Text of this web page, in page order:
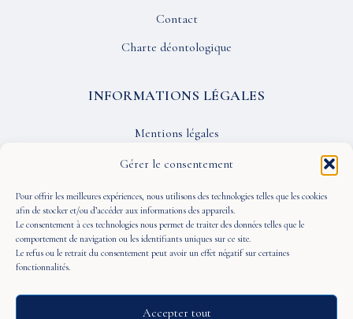
Gérer le consentement
Pour offrir les meilleures expériences, nous utilisons des technologies telles que les cookies
afin de stocker et/ou d’accéder aux informations des appareils.
Le consentement à ces technologies nous permet de traiter des données telles que le
comportement de navigation ou les identifiants uniques sur ce site.
Le refus ou le retrait du consentement peut avoir un effet négatif sur certaines
fonctionnalités.
Accepter tout
Contact
Charte déontologique
INFORMATIONS LÉGALES
Mentions légales
Confidentialité
CGU
SUIVEZ-NOUS